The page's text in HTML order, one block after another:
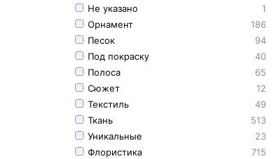
Не указано
1
Орнамент
186
Песок
94
Под покраску
40
Полоса
65
Сюжет
12
Текстиль
49
Ткань
513
Уникальные
23
Флористика
715